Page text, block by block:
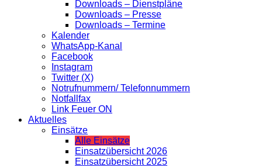
Downloads – Dienstpläne
Downloads – Presse
Downloads – Termine
Kalender
WhatsApp-Kanal
Facebook
Instagram
Twitter (X)
Notrufnummern/ Telefonnummern
Notfallfax
Link Feuer ON
Aktuelles
Einsätze
Alle Einsätze
Einsatzübersicht 2026
Einsatzübersicht 2025